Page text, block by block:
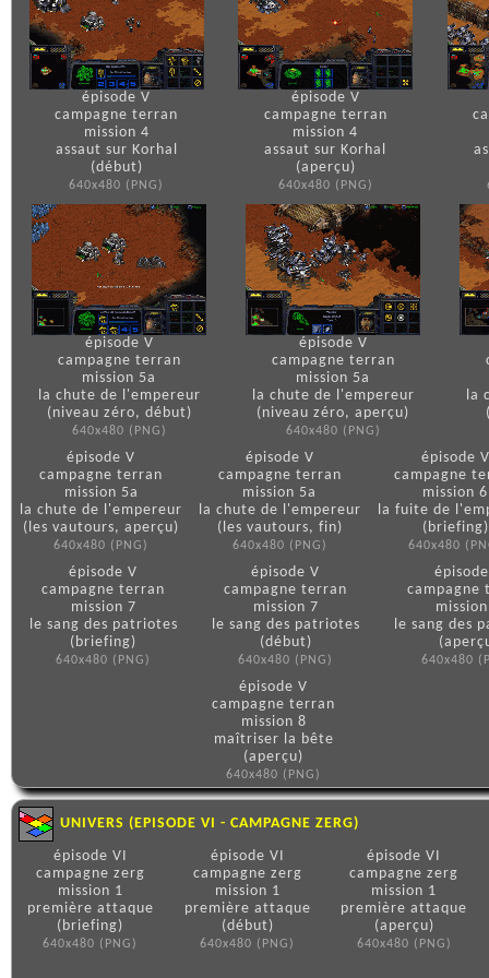
épisode V
campagne terran
mission 4
assaut sur Korhal
(début)
640x480 (PNG)
épisode V
campagne terran
mission 4
assaut sur Korhal
(aperçu)
640x480 (PNG)
épisode V
campagne terran
mission 5a
la chute de l'empereur
(niveau zéro, début)
640x480 (PNG)
épisode V
campagne terran
mission 5a
la chute de l'empereur
(niveau zéro, aperçu)
640x480 (PNG)
la
épisode V
campagne terran
mission 5a
la chute de l'empereur
(les vautours, aperçu)
640x480 (PNG)
épisode V
campagne terran
mission 5a
la chute de l'empereur
(les vautours, fin)
640x480 (PNG)
épisode V
campagne
mission 6
la fuite de
(briefing)
640x480
épisode V
campagne terran
mission 7
le sang des patriotes
(briefing)
640x480 (PNG)
épisode V
campagne terran
mission 7
le sang des patriotes
(début)
640x480 (PNG)
campagne
le sang des
640x480
épisode V
campagne terran
mission 8
maîtriser la bête
(aperçu)
640x480 (PNG)
UNIVERS (EPISODE VI - CAMPAGNE ZERG)
épisode VI
campagne zerg
mission 1
première attaque
(briefing)
640x480 (PNG)
épisode VI
campagne zerg
mission 1
première attaque
(début)
640x480 (PNG)
épisode VI
campagne zerg
mission 1
première attaque
(aperçu)
640x480 (PNG)